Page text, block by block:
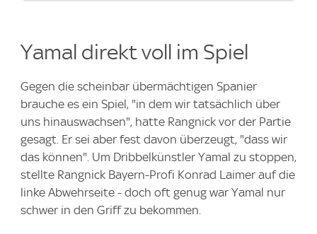
Yamal direkt voll im Spiel
Gegen die scheinbar übermächtigen Spanier
brauche es ein Spiel, "in dem wir tatsächlich über
uns hinauswachsen", hatte Rangnick vor der Partie
gesagt. Er sei aber fest davon überzeugt, "dass wir
das können". Um Dribbelkünstler Yamal zu stoppen,
stellte Rangnick Bayern-Profi Konrad Laimer auf die
linke Abwehrseite - doch oft genug war Yamal nur
schwer in den Griff zu bekommen.